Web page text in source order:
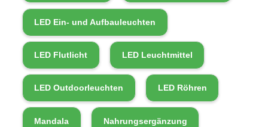
LED Ein- und Aufbauleuchten
LED Flutlicht LED Leuchtmittel
LED Outdoorleuchten LED Röhren
Mandala Nahrungsergänzung